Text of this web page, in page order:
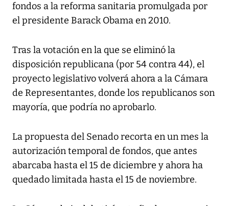
fondos a la reforma sanitaria promulgada por
el presidente Barack Obama en 2010.
Tras la votación en la que se eliminó la
disposición republicana (por 54 contra 44), el
proyecto legislativo volverá ahora a la Cámara
de Representantes, donde los republicanos son
mayoría, que podría no aprobarlo.
La propuesta del Senado recorta en un mes la
autorización temporal de fondos, que antes
abarcaba hasta el 15 de diciembre y ahora ha
quedado limitada hasta el 15 de noviembre.